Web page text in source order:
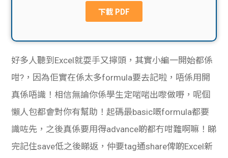
私人
貸款
計數
Gui
理財
Gui
de
學生
好多人聽到Excel就耍手又擰頭，其實小編一開始都係
咁?，因為佢實在係太多formula要去記啦，唔係用開
真係唔識！相信無論你係學生定啱啱出嚟做嘢，呢個
懶人包都會對你有幫助！起碼最basic嘅formula都要
識咗先，之後真係要用得advance啲都冇咁難啊嘛！睇
完記住save低之後睇返，仲要tag通share俾啲Excel新